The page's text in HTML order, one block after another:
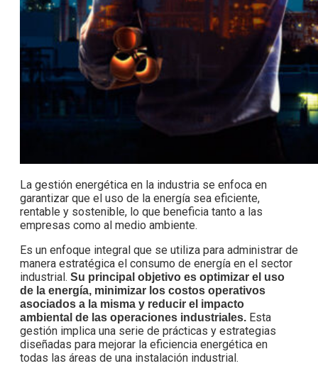
La gestión energética en la industria se enfoca en
garantizar que el uso de la energía sea eficiente,
rentable y sostenible, lo que beneficia tanto a las
empresas como al medio ambiente.
Es un enfoque integral que se utiliza para administrar de
manera estratégica el consumo de energía en el sector
industrial. Su principal objetivo es optimizar el uso
de la energía, minimizar los costos operativos
asociados a la misma y reducir el impacto
ambiental de las operaciones industriales. Esta
gestión implica una serie de prácticas y estrategias
diseñadas para mejorar la eficiencia energética en
todas las áreas de una instalación industrial.